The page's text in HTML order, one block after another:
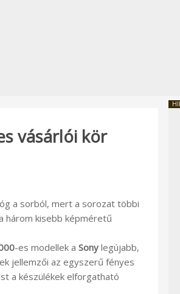
vásárlói kör
a sorból, mert a sorozat többi
három kisebb képméretű
-es modellek a Sony legújabb,
jellemzői az egyszerű fényes
a készülékek elforgatható